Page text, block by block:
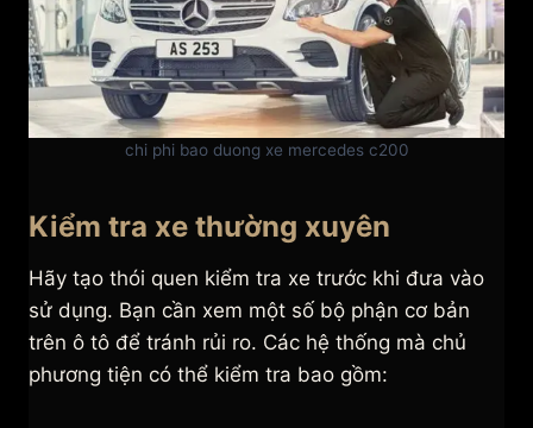
chi phi bao duong xe mercedes c200
Kiểm tra xe thường xuyên
Hãy tạo thói quen kiểm tra xe trước khi đưa vào
sử dụng. Bạn cần xem một số bộ phận cơ bản
trên ô tô để tránh rủi ro. Các hệ thống mà chủ
phương tiện có thể kiểm tra bao gồm: